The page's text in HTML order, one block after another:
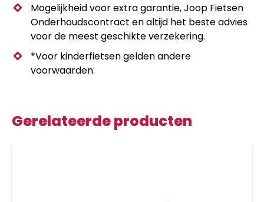
Mogelijkheid voor extra garantie, Joop Fietsen
Onderhoudscontract en altijd het beste advies
voor de meest geschikte verzekering.
*Voor kinderfietsen gelden andere
voorwaarden.
Gerelateerde producten